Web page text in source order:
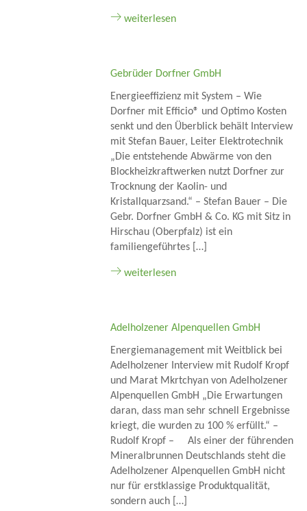
weiterlesen
Gebrüder Dorfner GmbH
Energieeffizienz mit System – Wie
Dorfner mit Efficio® und Optimo Kosten
senkt und den Überblick behält Interview
mit Stefan Bauer, Leiter Elektrotechnik
„Die entstehende Abwärme von den
Blockheizkraftwerken nutzt Dorfner zur
Trocknung der Kaolin- und
Kristallquarzsand.“ – Stefan Bauer – Die
Gebr. Dorfner GmbH & Co. KG mit Sitz in
Hirschau (Oberpfalz) ist ein
familiengeführtes […]
weiterlesen
Adelholzener Alpenquellen GmbH
Energiemanagement mit Weitblick bei
Adelholzener Interview mit Rudolf Kropf
und Marat Mkrtchyan von Adelholzener
Alpenquellen GmbH „Die Erwartungen
daran, dass man sehr schnell Ergebnisse
kriegt, die wurden zu 100 % erfüllt.“ –
Rudolf Kropf – Als einer der führenden
Mineralbrunnen Deutschlands steht die
Adelholzener Alpenquellen GmbH nicht
nur für erstklassige Produktqualität,
sondern auch […]